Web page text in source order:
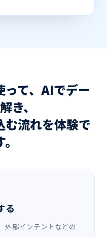
って、AIでデー
き、
む流れを体験で
る
外部インテントなどの